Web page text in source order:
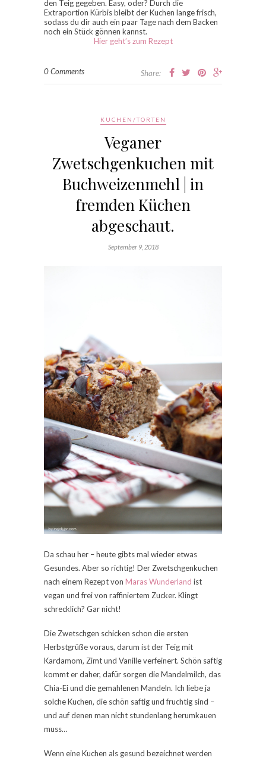
den Teig gegeben. Easy, oder? Durch die
Extraportion Kürbis bleibt der Kuchen lange frisch,
sodass du dir auch ein paar Tage nach dem Backen
noch ein Stück gönnen kannst.
Hier geht’s zum Rezept
0 Comments Share:
KUCHEN/TORTEN
Veganer
Zwetschgenkuchen mit
Buchweizenmehl | in
fremden Küchen
abgeschaut.
September 9, 2018
Da schau her – heute gibts mal wieder etwas
Gesundes. Aber so richtig! Der Zwetschgenkuchen
nach einem Rezept von Maras Wunderland ist
vegan und frei von raffiniertem Zucker. Klingt
schrecklich? Gar nicht!
Die Zwetschgen schicken schon die ersten
Herbstgrüße voraus, darum ist der Teig mit
Kardamom, Zimt und Vanille verfeinert. Schön saftig
kommt er daher, dafür sorgen die Mandelmilch, das
Chia-Ei und die gemahlenen Mandeln. Ich liebe ja
solche Kuchen, die schön saftig und fruchtig sind –
und auf denen man nicht stundenlang herumkauen
muss…
Wenn eine Kuchen als gesund bezeichnet werden